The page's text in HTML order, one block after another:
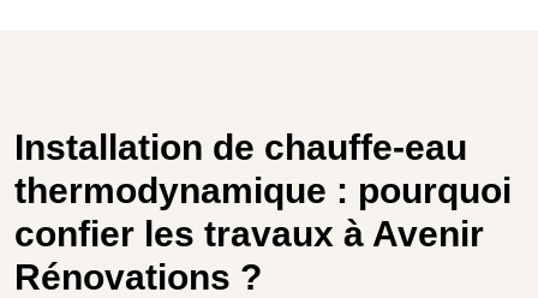
Installation de chauffe-eau
thermodynamique : pourquoi
confier les travaux à Avenir
Rénovations ?